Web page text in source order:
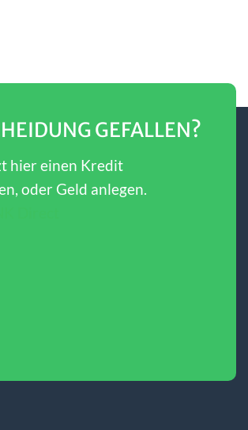
GEFALLEN?
hier einen Kredit
oder Geld anlegen.